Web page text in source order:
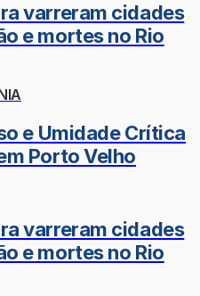
varreram cidades
e mortes no Rio
e Umidade Crítica
Porto Velho
varreram cidades
e mortes no Rio